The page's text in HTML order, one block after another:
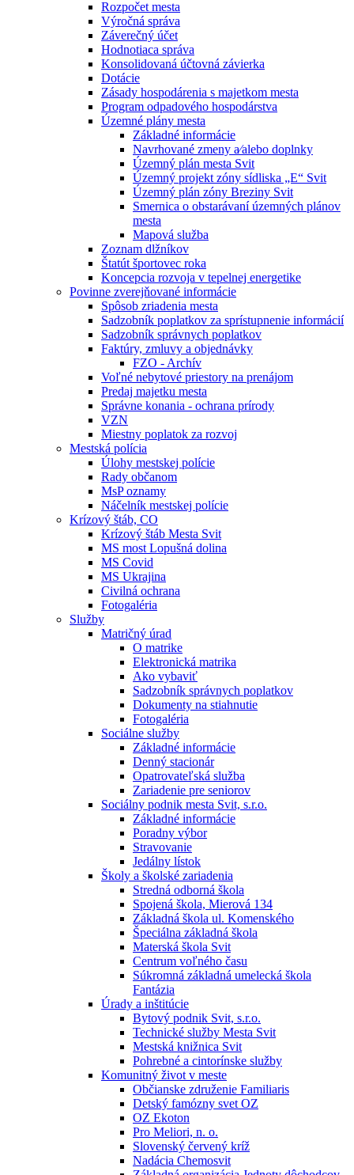
Rozpočet mesta
Výročná správa
Záverečný účet
Hodnotiaca správa
Konsolidovaná účtovná závierka
Dotácie
Zásady hospodárenia s majetkom mesta
Program odpadového hospodárstva
Územné plány mesta
Základné informácie
Navrhované zmeny a⁄alebo doplnky
Územný plán mesta Svit
Územný projekt zóny sídliska „E“ Svit
Územný plán zóny Breziny Svit
Smernica o obstarávaní územných plánov
mesta
Mapová služba
Zoznam dlžníkov
Štatút športovec roka
Koncepcia rozvoja v tepelnej energetike
Povinne zverejňované informácie
Spôsob zriadenia mesta
Sadzobník poplatkov za sprístupnenie informácií
Sadzobník správnych poplatkov
Faktúry, zmluvy a objednávky
FZO - Archív
Voľné nebytové priestory na prenájom
Predaj majetku mesta
Správne konania - ochrana prírody
VZN
Miestny poplatok za rozvoj
Mestská polícia
Úlohy mestskej polície
Rady občanom
MsP oznamy
Náčelník mestskej polície
Krízový štáb, CO
Krízový štáb Mesta Svit
MS most Lopušná dolina
MS Covid
MS Ukrajina
Civilná ochrana
Fotogaléria
Služby
Matričný úrad
O matrike
Elektronická matrika
Ako vybaviť
Sadzobník správnych poplatkov
Dokumenty na stiahnutie
Fotogaléria
Sociálne služby
Základné informácie
Denný stacionár
Opatrovateľská služba
Zariadenie pre seniorov
Sociálny podnik mesta Svit, s.r.o.
Základné informácie
Poradny výbor
Stravovanie
Jedálny lístok
Školy a školské zariadenia
Stredná odborná škola
Spojená škola, Mierová 134
Základná škola ul. Komenského
Špeciálna základná škola
Materská škola Svit
Centrum voľného času
Súkromná základná umelecká škola
Fantázia
Úrady a inštitúcie
Bytový podnik Svit, s.r.o.
Technické služby Mesta Svit
Mestská knižnica Svit
Pohrebné a cintorínske služby
Komunitný život v meste
Občianske združenie Familiaris
Detský famózny svet OZ
OZ Ekoton
Pro Meliori, n. o.
Slovenský červený kríž
Nadácia Chemosvit